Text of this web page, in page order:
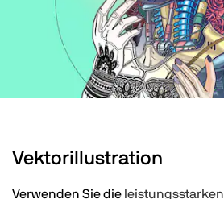
Vektorillustration
Verwenden Sie die leistungsstarken